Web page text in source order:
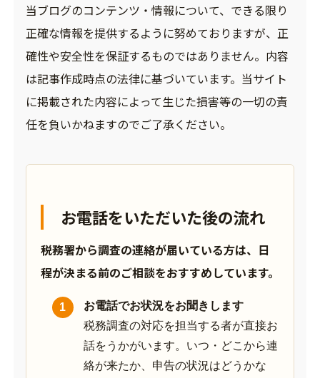
当ブログのコンテンツ・情報について、できる限り
正確な情報を提供するように努めておりますが、正
確性や安全性を保証するものではありません。内容
は記事作成時点の法律に基づいています。当サイト
に掲載された内容によって生じた損害等の一切の責
任を負いかねますのでご了承ください。
お電話をいただいた後の流れ
税務署から調査の連絡が届いている方は、日
程が決まる前のご相談をおすすめしています。
お電話でお状況をお聞きします
税務調査の対応を担当する者が直接お
話をうかがいます。いつ・どこから連
絡が来たか、申告の状況はどうかな